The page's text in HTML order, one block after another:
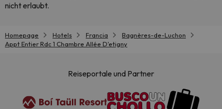
nicht erlaubt.
Homepage Hotels Francia
Bagnères-de-Luchon
Appt Entier Rdc 1 Chambre Allée D'etigny
Reiseportale und Partner